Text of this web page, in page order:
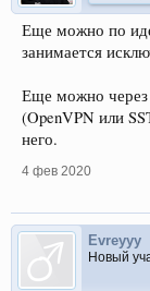
Еще можно по
занимается
Еще можно через
(OpenVPN или
него.
4 фев 2020
Evreyyy
Новый